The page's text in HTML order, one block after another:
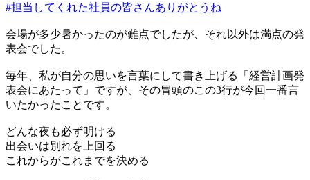
#担当してくれた社員の皆さんありがとうね
会場が多少暑かったのが難点でしたが、それ以外は満点の発
表会でした。
毎年、私が自分の思いを言葉にして書き上げる「経営計画発
表会にあたって」ですが、その冒頭のこの3行が今回一番言
いたかったことです。
どんな夜も必ず明ける
出会いは別れを上回る
これからがこれまでを決める